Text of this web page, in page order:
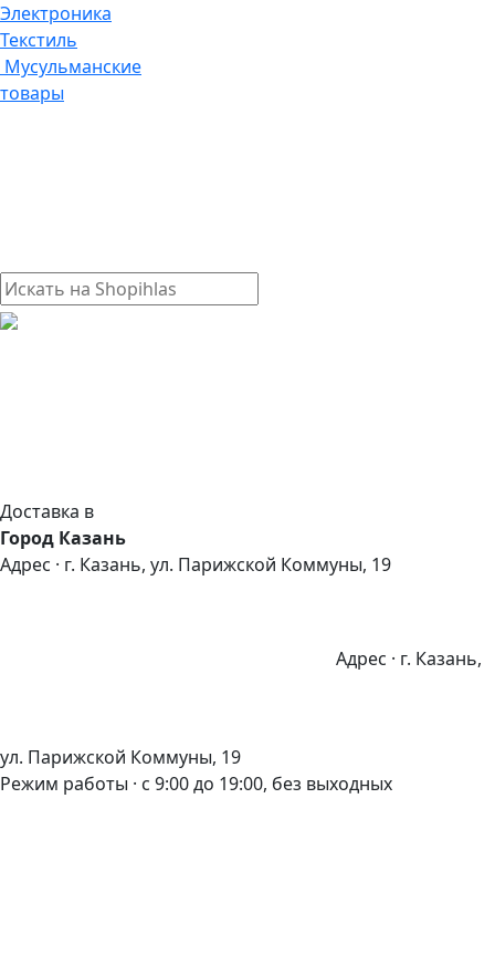
Электроника
Текстиль
Мусульманские
товары
Доставка в
Город Казань
Адрес · г. Казань, ул. Парижской Коммуны, 19
Адрес · г. Казань,
ул. Парижской Коммуны, 19
Режим работы · с 9:00 до 19:00, без выходных